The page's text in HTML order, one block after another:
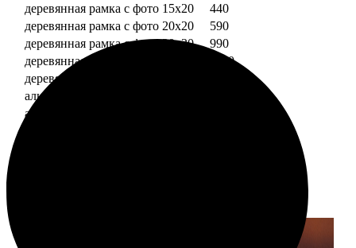
деревянная рамка с фото 15х20
440
деревянная рамка с фото 20х20
590
деревянная рамка с фото 20х30
990
деревянная рамка с фото 30х30
1190
деревянная рамка с фото 30х40
алюминиевая рамка с фото 10х15
алюминиевая рамка с фото 20х30